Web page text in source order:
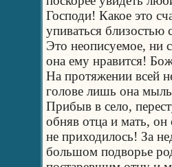
Господи! Какое это
упиваться близостью
Это неописуемое, ни
она ему нравится!
На протяжении всей
голове лишь она
Прибыв в село,
обняв отца и мать, он
не приходилось! За
большом подворье